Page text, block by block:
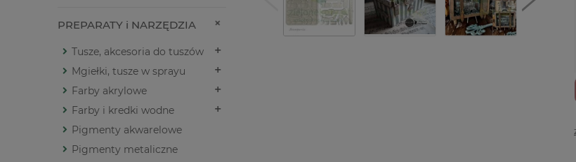
PREPARATY i NARZĘDZIA
Tusze, akcesoria do tuszów
Mgiełki, tusze w sprayu
Farby akrylowe
Farby i kredki wodne
Pigmenty akwarelowe
Pigmenty metaliczne